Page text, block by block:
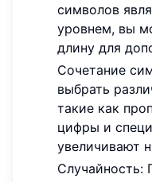
символов
уровнем, вы
длину для
Сочетание
выбрать
такие как
цифры и
увеличивают
Случайность: